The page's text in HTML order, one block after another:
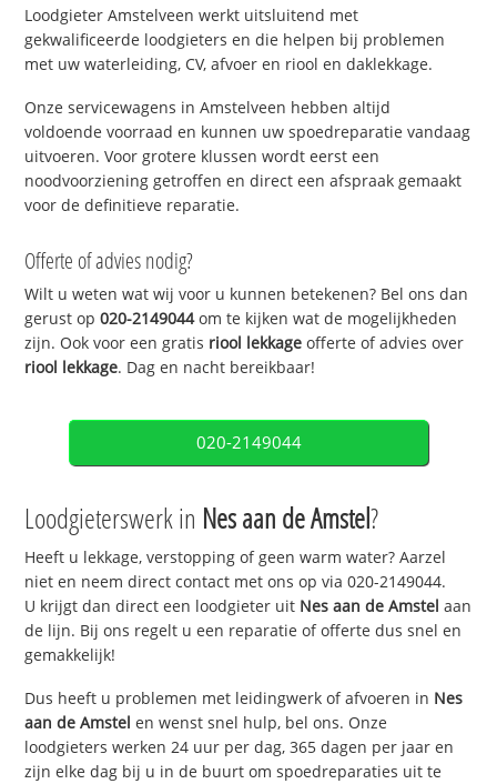
Loodgieter Amstelveen werkt uitsluitend met
gekwalificeerde loodgieters en die helpen bij problemen
met uw waterleiding, CV, afvoer en riool en daklekkage.
Onze servicewagens in Amstelveen hebben altijd
voldoende voorraad en kunnen uw spoedreparatie vandaag
uitvoeren. Voor grotere klussen wordt eerst een
noodvoorziening getroffen en direct een afspraak gemaakt
voor de definitieve reparatie.
Offerte of advies nodig?
Wilt u weten wat wij voor u kunnen betekenen? Bel ons dan
gerust op020-2149044om te kijken wat de mogelijkheden
zijn. Ook voor een gratis riool lekkage offerte of advies over
riool lekkage. Dag en nacht bereikbaar!
020-2149044
Loodgieterswerk in Nes aan de Amstel?
Heeft u lekkage, verstopping of geen warm water? Aarzel
niet en neem direct contact met ons op via 020-2149044.
U krijgt dan direct een loodgieter uit Nes aan de Amstel aan
de lijn. Bij ons regelt u een reparatie of offerte dus snel en
gemakkelijk!
Dus heeft u problemen met leidingwerk of afvoeren in Nes
aan de Amstel en wenst snel hulp, bel ons. Onze
loodgieters werken 24 uur per dag, 365 dagen per jaar en
zijn elke dag bij u in de buurt om spoedreparaties uit te